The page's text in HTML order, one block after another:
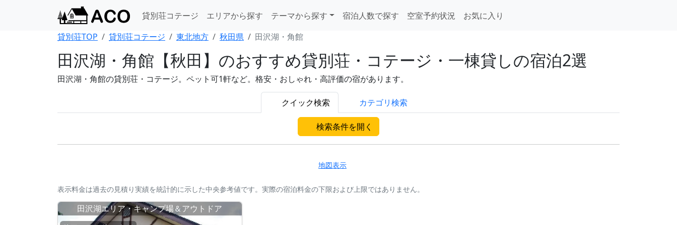
貸別荘コテージ エリアから探す テーマから探す 宿泊人数で探す 空室予約状況
お気に入り
貸別荘TOP
貸別荘コテージ 東北地方 秋田県 田沢湖・角館
田沢湖・角館【秋田】のおすすめ貸別荘・コテージ・一棟貸しの宿泊2選
田沢湖・角館の貸別荘・コテージ。ペット可1軒など。格安・おしゃれ・高評価の宿があります。
クイック検索 カテゴリ検索
検索条件を開く
地図表示
表示料金は過去の見積り実績を統計的に示した中央参考値です。実際の宿泊料金の下限および上限ではありません。
田沢湖エリア・キャンプ場＆アウトドア